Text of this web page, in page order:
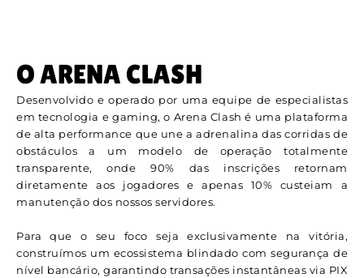
O ARENA CLASH
Desenvolvido e operado por uma equipe de especialistas
em tecnologia e gaming, o Arena Clash é uma plataforma
de alta performance que une a adrenalina das corridas de
obstáculos a um modelo de operação totalmente
transparente, onde 90% das inscrições retornam
diretamente aos jogadores e apenas 10% custeiam a
manutenção dos nossos servidores.
Para que o seu foco seja exclusivamente na vitória,
construímos um ecossistema blindado com segurança de
nível bancário, garantindo transações instantâneas via PIX